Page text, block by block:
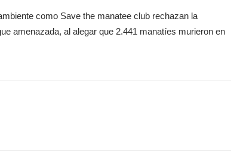
como Save the manatee club rechazan la
amenazada, al alegar que 2.441 manatíes murieron en